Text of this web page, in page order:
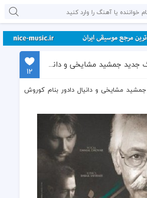
دانلود آهنگ جدید جمشید مشایخی و دانیال دادور بنام کوروش بزرگ
12
مشایخی و دانیال دادور بنام کوروش